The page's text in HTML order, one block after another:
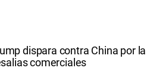
dispara contra China por la
comerciales